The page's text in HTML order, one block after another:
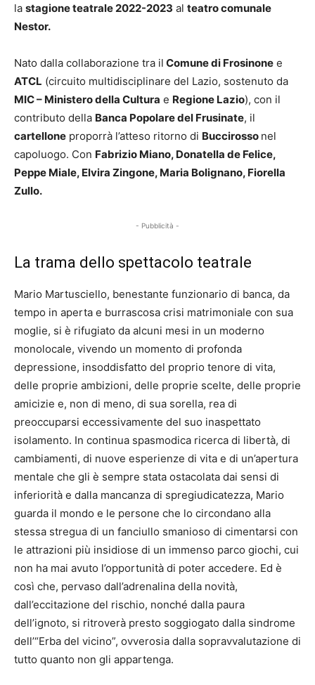
la stagione teatrale 2022-2023 al teatro comunale
Nestor.
Nato dalla collaborazione tra il Comune di Frosinone e
ATCL (circuito multidisciplinare del Lazio, sostenuto da
MIC – Ministero della Cultura e Regione Lazio), con il
contributo della Banca Popolare del Frusinate, il
cartellone proporrà l’atteso ritorno di Buccirosso nel
capoluogo. Con Fabrizio Miano, Donatella de Felice,
Peppe Miale, Elvira Zingone, Maria Bolignano, Fiorella
Zullo.
- Pubblicità -
La trama dello spettacolo teatrale
Mario Martusciello, benestante funzionario di banca, da
tempo in aperta e burrascosa crisi matrimoniale con sua
moglie, si è rifugiato da alcuni mesi in un moderno
monolocale, vivendo un momento di profonda
depressione, insoddisfatto del proprio tenore di vita,
delle proprie ambizioni, delle proprie scelte, delle proprie
amicizie e, non di meno, di sua sorella, rea di
preoccuparsi eccessivamente del suo inaspettato
isolamento. In continua spasmodica ricerca di libertà, di
cambiamenti, di nuove esperienze di vita e di un’apertura
mentale che gli è sempre stata ostacolata dai sensi di
inferiorità e dalla mancanza di spregiudicatezza, Mario
guarda il mondo e le persone che lo circondano alla
stessa stregua di un fanciullo smanioso di cimentarsi con
le attrazioni più insidiose di un immenso parco giochi, cui
non ha mai avuto l’opportunità di poter accedere. Ed è
così che, pervaso dall’adrenalina della novità,
dall’eccitazione del rischio, nonché dalla paura
dell’ignoto, si ritroverà presto soggiogato dalla sindrome
dell’“Erba del vicino”, ovverosia dalla sopravvalutazione di
tutto quanto non gli appartenga.